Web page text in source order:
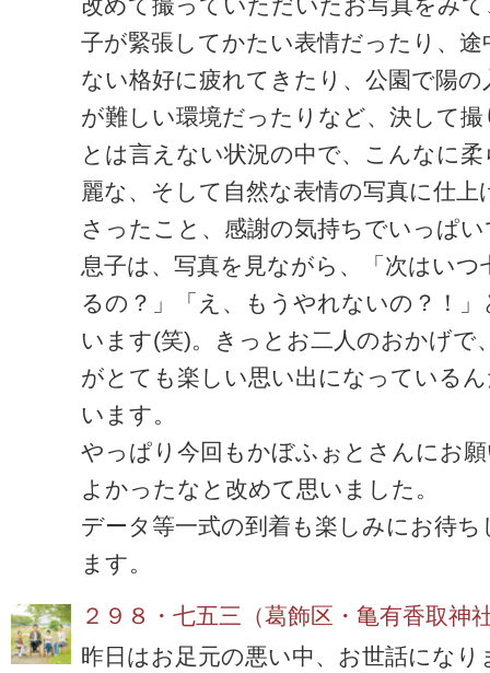
子が緊張してかたい表情だったり、途
ない格好に疲れてきたり、公園で陽の
が難しい環境だったりなど、決して
とは言えない状況の中で、こんなに
麗な、そして自然な表情の写真に仕上
さったこと、感謝の気持ちでいっぱ
息子は、写真を見ながら、「次はいつ
るの？」「え、もうやれないの？！」
います(笑)。きっとお二人のおかげで
がとても楽しい思い出になっている
います。
やっぱり今回もかぼふぉとさんにお
よかったなと改めて思いました。
データ等一式の到着も楽しみにお待ち
ます。
２９８・七五三（葛飾区・亀有香取神
昨日はお足元の悪い中、お世話になり